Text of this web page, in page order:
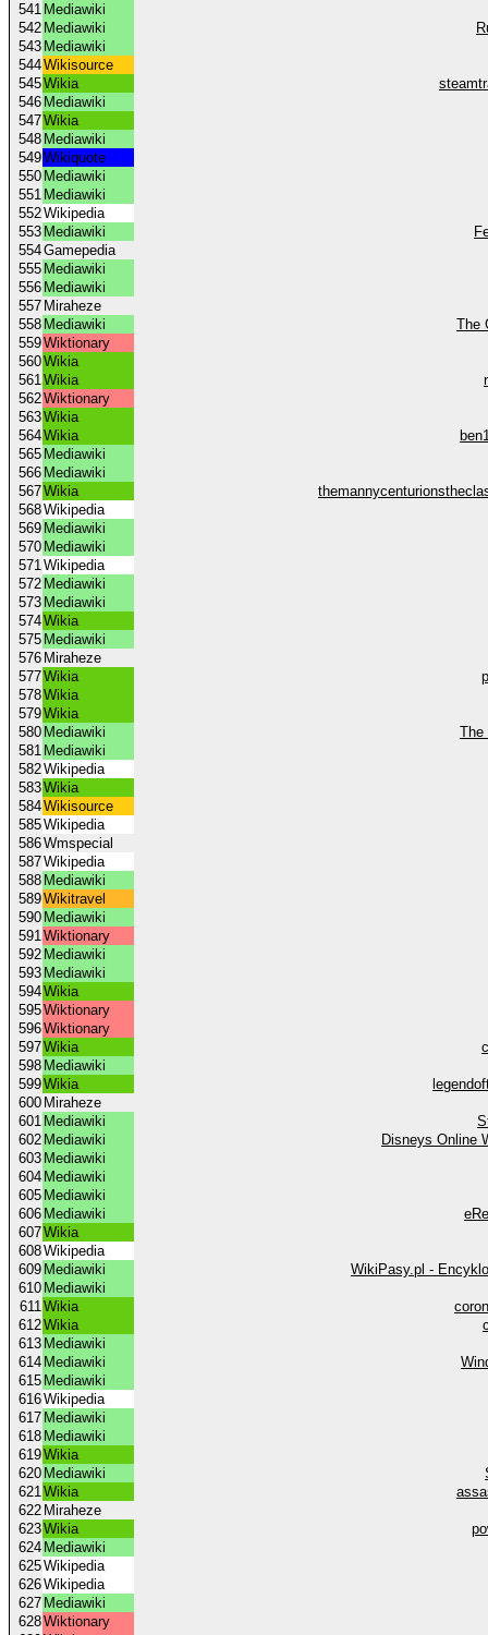
541 Mediawiki
542 Mediawiki
543 Mediawiki
544Wikisource
545Wikia
546 Mediawiki
547Wikia
548 Mediawiki
549Wikiquote
550 Mediawiki
551 Mediawiki
552Wikipedia
553 Mediawiki
554Gamepedia
555 Mediawiki
556 Mediawiki
557 Miraheze
558 Mediawiki
The
559Wiktionary
560Wikia
561Wikia
562Wiktionary
563Wikia
564Wikia
565 Mediawiki
566 Mediawiki
567Wikia
568Wikipedia
569 Mediawiki
570 Mediawiki
571Wikipedia
572 Mediawiki
573 Mediawiki
574Wikia
575 Mediawiki
576 Miraheze
577Wikia
578Wikia
579Wikia
580 Mediawiki
The
581 Mediawiki
582Wikipedia
583Wikia
584Wikisource
585Wikipedia
586Wmspecial
587Wikipedia
588 Mediawiki
589Wikitravel
590 Mediawiki
591Wiktionary
592 Mediawiki
593 Mediawiki
594Wikia
595Wiktionary
596Wiktionary
597Wikia
598 Mediawiki
599Wikia
600 Miraheze
601 Mediawiki
602 Mediawiki
Disneys Online
603 Mediawiki
604 Mediawiki
605 Mediawiki
606 Mediawiki
607Wikia
608Wikipedia
609 Mediawiki
WikiPasy.pl -
610 Mediawiki
611Wikia
612Wikia
613 Mediawiki
614 Mediawiki
615 Mediawiki
616Wikipedia
617 Mediawiki
618 Mediawiki
619Wikia
620 Mediawiki
621Wikia
622 Miraheze
623Wikia
624 Mediawiki
625Wikipedia
626Wikipedia
627 Mediawiki
628Wiktionary